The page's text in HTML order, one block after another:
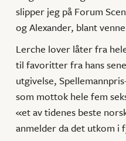
slipper jeg på Forum
og Alexander, blant
Lerche lover låter fra
til favoritter fra hans
utgivelse,
som mottok hele fem
«et av tidenes beste
anmelder da det utkom i